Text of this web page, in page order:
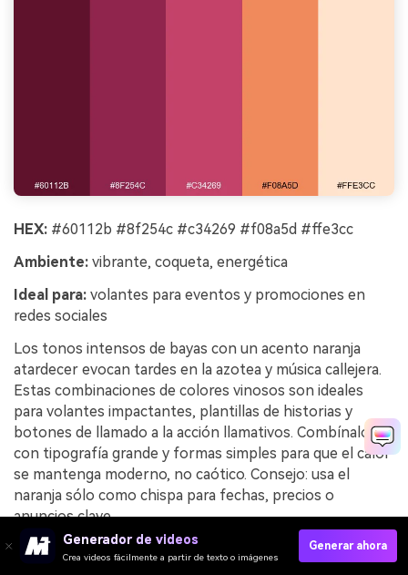
HEX: #60112b #8f254c #c34269 #f08a5d #ffe3cc
Ambiente: vibrante, coqueta, energética
Ideal para: volantes para eventos y promociones en
redes sociales
Los tonos intensos de bayas con un acento naranja
atardecer evocan tardes en la azotea y música callejera.
Estas combinaciones de colores vinosos son ideales
para volantes impactantes, plantillas de historias y
botones de llamado a la acción llamativos. Combínalos
con tipografía grande y formas simples para que el calor
se mantenga moderno, no caótico. Consejo: usa el
naranja sólo como chispa para fechas, precios o
anuncios clave.
Ejemplo de imagen de atardecer de sangría generado
Generador de videos
Crea videos fácilmente a partir de texto o imágenes
Generar ahora